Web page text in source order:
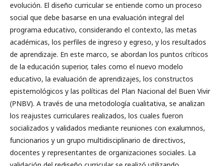
evolución. El diseño curricular se entiende como un proceso
social que debe basarse en una evaluación integral del
programa educativo, considerando el contexto, las metas
académicas, los perfiles de ingreso y egreso, y los resultados
de aprendizaje. En este marco, se abordan los puntos críticos
de la educación superior, tales como el nuevo modelo
educativo, la evaluación de aprendizajes, los constructos
epistemológicos y las políticas del Plan Nacional del Buen Vivir
(PNBV). A través de una metodología cualitativa, se analizan
los reajustes curriculares realizados, los cuales fueron
socializados y validados mediante reuniones con exalumnos,
funcionarios y un grupo multidisciplinario de directivos,
docentes y representantes de organizaciones sociales. La